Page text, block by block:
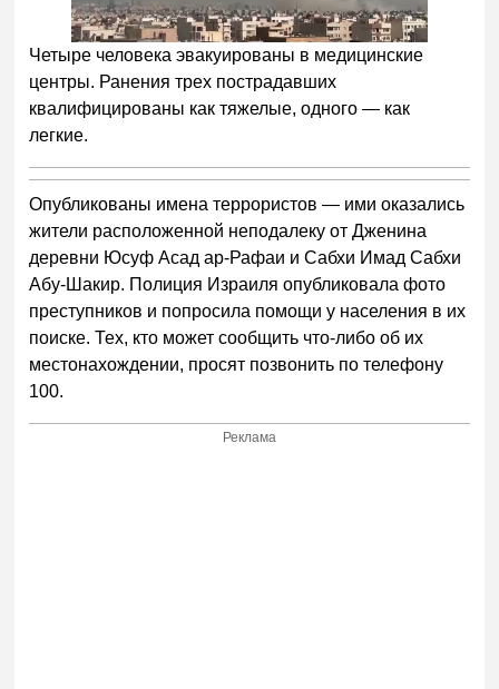
Четыре человека эвакуированы в медицинские
центры. Ранения трех пострадавших
квалифицированы как тяжелые, одного — как
легкие.
Опубликованы имена террористов — ими оказались
жители расположенной неподалеку от Дженина
деревни Юсуф Асад ар-Рафаи и Сабхи Имад Сабхи
Абу-Шакир. Полиция Израиля опубликовала фото
преступников и попросила помощи у населения в их
поиске. Тех, кто может сообщить что-либо об их
местонахождении, просят позвонить по телефону
100.
Реклама